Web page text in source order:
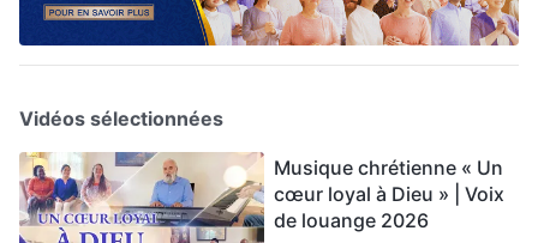
Vidéos sélectionnées
Musique chrétienne « Un
cœur loyal à Dieu » | Voix
de louange 2026